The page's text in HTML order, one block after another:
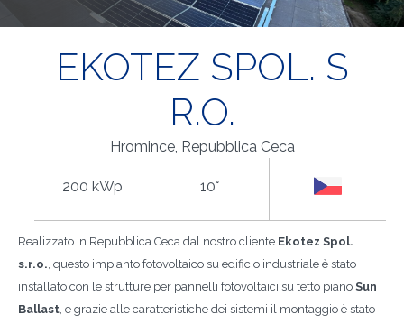
EKOTEZ SPOL. S
R.O.
Hromince, Repubblica Ceca
200 kWp 10°
Realizzato in Repubblica Ceca dal nostro cliente Ekotez Spol.
s.r.o., questo impianto fotovoltaico su edificio industriale è stato
installato con le strutture per pannelli fotovoltaici su tetto piano Sun
Ballast, e grazie alle caratteristiche dei sistemi il montaggio è stato